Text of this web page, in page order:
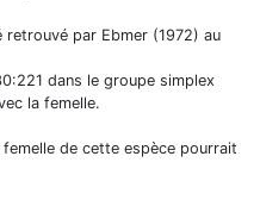
retrouvé par Ebmer (1972) au
dans le groupe simplex
la femelle.
de cette espèce pourrait